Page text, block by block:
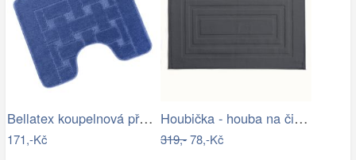
Bellatex koupelnová předložka BANY…
171,-Kč
Houbička - houba na čištění a mytí…
319,-78,-Kč